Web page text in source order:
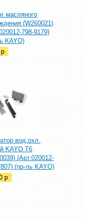
масляного
(W260021)
798-9179)
KAYO)
p
вод.охл.
KAYO Т6
(Арт.020012-
(пр-ль KAYO)
p